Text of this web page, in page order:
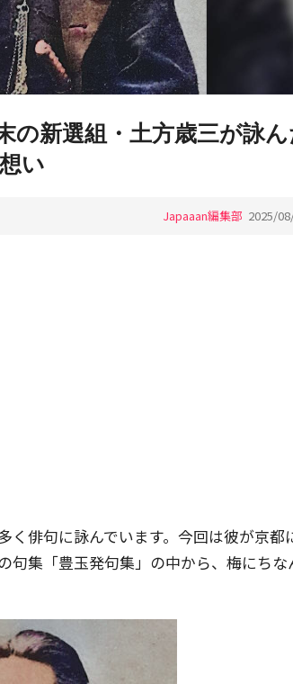
の新選組・土方歳三が詠
い
Japaaan編集部 2025/
く俳句に詠んでいます。今回は彼が京都
句集「豊玉発句集」の中から、梅にちな